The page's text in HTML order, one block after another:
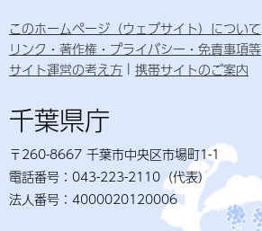
このホームページ（ウェブサイト）について
リンク・著作権・プライバシー・免責事項等
サイト運営の考え方
携帯サイトのご案内
千葉県庁
〒260-8667 千葉市中央区市場町1-1
電話番号：043-223-2110（代表）
法人番号：4000020120006